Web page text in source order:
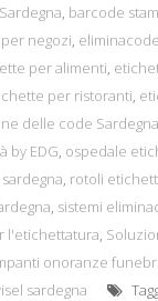
, barcode
negozi,
per alimenti,
per ristoranti,
delle code Sardegna
by EDG, ospedale
, rotoli
, sistemi
l'etichettatura,
onoranze funebri
sardegna